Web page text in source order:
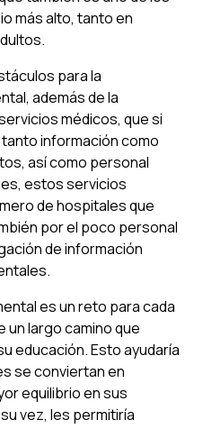
más alto, tanto en
para la
además de la
médicos, que si
información como
así como personal
estos servicios
de hospitales que
por el poco personal
de información
es un reto para cada
un largo camino que
educación. Esto ayudaría
se conviertan en
equilibrio en sus
vez, les permitiría